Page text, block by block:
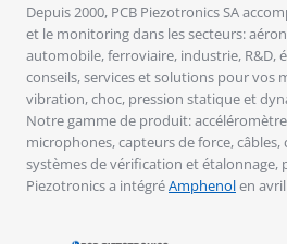
Depuis 2000, PCB Piezotronics SA
et le monitoring dans les secteurs:
automobile, ferroviaire, industrie, R&D,
conseils, services et solutions pour vos
vibration, choc, pression statique et
Notre gamme de produit:
microphones, capteurs de force,
systèmes de vérification et étalonnage,
Piezotronics a intégréAmphenolen